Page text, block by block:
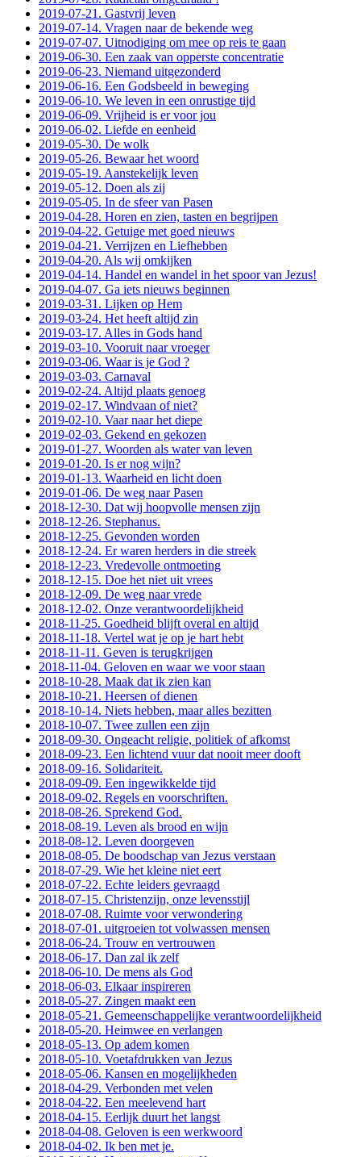
2019-07-21. Gastvrij leven
2019-07-14. Vragen naar de bekende weg
2019-07-07. Uitnodiging om mee op reis te gaan
2019-06-30. Een zaak van opperste concentratie
2019-06-23. Niemand uitgezonderd
2019-06-16. Een Godsbeeld in beweging
2019-06-10. We leven in een onrustige tijd
2019-06-09. Vrijheid is er voor jou
2019-06-02. Liefde en eenheid
2019-05-30. De wolk
2019-05-26. Bewaar het woord
2019-05-19. Aanstekelijk leven
2019-05-12. Doen als zij
2019-05-05. In de sfeer van Pasen
2019-04-28. Horen en zien, tasten en begrijpen
2019-04-22. Getuige met goed nieuws
2019-04-21. Verrijzen en Liefhebben
2019-04-20. Als wij omkijken
2019-04-14. Handel en wandel in het spoor van Jezus!
2019-04-07. Ga iets nieuws beginnen
2019-03-31. Lijken op Hem
2019-03-24. Het heeft altijd zin
2019-03-17. Alles in Gods hand
2019-03-10. Vooruit naar vroeger
2019-03-06. Waar is je God ?
2019-03-03. Carnaval
2019-02-24. Altijd plaats genoeg
2019-02-17. Windvaan of niet?
2019-02-10. Vaar naar het diepe
2019-02-03. Gekend en gekozen
2019-01-27. Woorden als water van leven
2019-01-20. Is er nog wijn?
2019-01-13. Waarheid en licht doen
2019-01-06. De weg naar Pasen
2018-12-30. Dat wij hoopvolle mensen zijn
2018-12-26. Stephanus.
2018-12-25. Gevonden worden
2018-12-24. Er waren herders in die streek
2018-12-23. Vredevolle ontmoeting
2018-12-15. Doe het niet uit vrees
2018-12-09. De weg naar vrede
2018-12-02. Onze verantwoordelijkheid
2018-11-25. Goedheid blijft overal en altijd
2018-11-18. Vertel wat je op je hart hebt
2018-11-11. Geven is terugkrijgen
2018-11-04. Geloven en waar we voor staan
2018-10-28. Maak dat ik zien kan
2018-10-21. Heersen of dienen
2018-10-14. Niets hebben, maar alles bezitten
2018-10-07. Twee zullen een zijn
2018-09-30. Ongeacht religie, politiek of afkomst
2018-09-23. Een lichtend vuur dat nooit meer dooft
2018-09-16. Solidariteit.
2018-09-09. Een ingewikkelde tijd
2018-09-02. Regels en voorschriften.
2018-08-26. Sprekend God.
2018-08-19. Leven als brood en wijn
2018-08-12. Leven doorgeven
2018-08-05. De boodschap van Jezus verstaan
2018-07-29. Wie het kleine niet eert
2018-07-22. Echte leiders gevraagd
2018-07-15. Christenzijn, onze levensstijl
2018-07-08. Ruimte voor verwondering
2018-07-01. uitgroeien tot volwassen mensen
2018-06-24. Trouw en vertrouwen
2018-06-17. Dan zal ik zelf
2018-06-10. De mens als God
2018-06-03. Elkaar inspireren
2018-05-27. Zingen maakt een
2018-05-21. Gemeenschappelijke verantwoordelijkheid
2018-05-20. Heimwee en verlangen
2018-05-13. Op adem komen
2018-05-10. Voetafdrukken van Jezus
2018-05-06. Kansen en mogelijkheden
2018-04-29. Verbonden met velen
2018-04-22. Een meelevend hart
2018-04-15. Eerlijk duurt het langst
2018-04-08. Geloven is een werkwoord
2018-04-02. Ik ben met je.